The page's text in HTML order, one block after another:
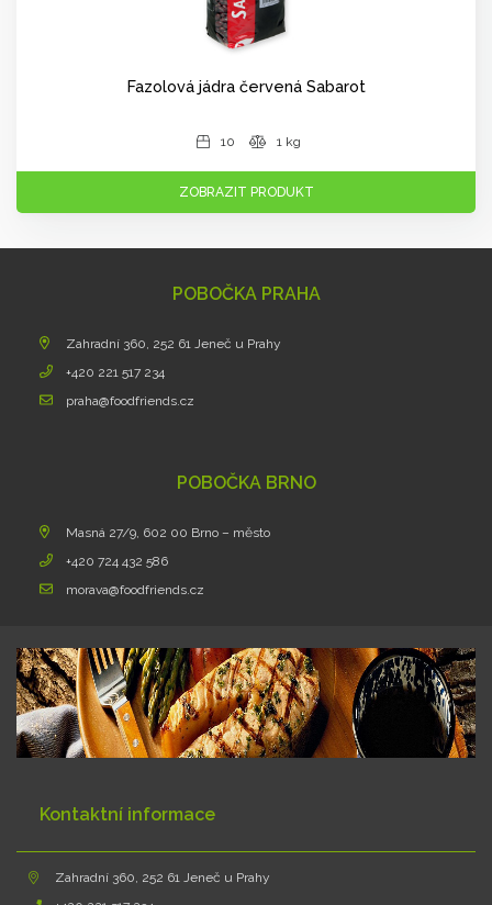
Fazolová jádra červená Sabarot
10 1 kg
ZOBRAZIT PRODUKT
POBOČKA PRAHA
Zahradní 360, 252 61 Jeneč u Prahy
+420 221 517 234
praha@foodfriends.cz
POBOČKA BRNO
Masná 27/9, 602 00 Brno – město
+420 724 432 586
morava@foodfriends.cz
Kontaktní informace
Zahradní 360, 252 61 Jeneč u Prahy